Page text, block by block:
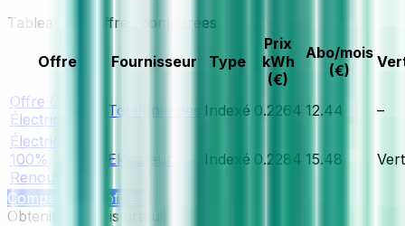
Tableau des offres comparées
Offre Fournisseur Type
Prix
kWh
(€)
Abo/mois
(€)
Offre Online
Électricité
TotalEnergies Indexé 0.2264 12.44
–
Électricité
100%
Renouvelable
Ekwateur Indexé 0.2284 15.48 Vert
Comparer les offres
Obtenir un devis gratuit